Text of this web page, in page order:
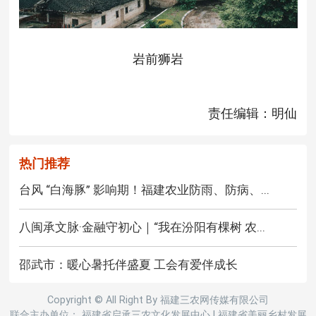
岩前狮岩
责任编辑：明仙
热门推荐
台风 “白海豚” 影响期！福建农业防雨、防病、...
八闽承文脉·金融守初心｜“我在汾阳有棵树 农...
邵武市：暖心暑托伴盛夏 工会有爱伴成长
Copyright © All Right By 福建三农网传媒有限公司